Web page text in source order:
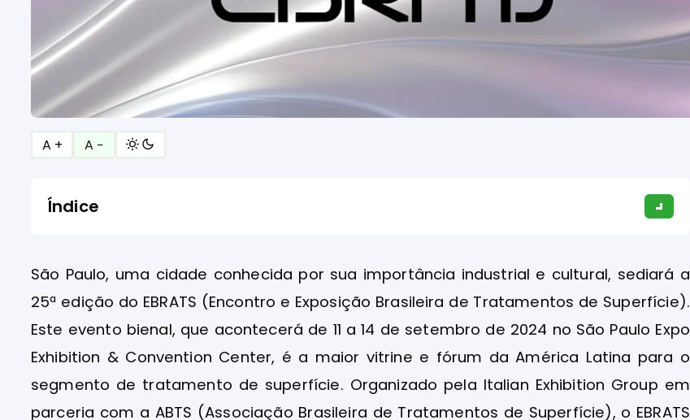
A + A −
Índice
São Paulo, uma cidade conhecida por sua importância industrial e cultural, sediará a
25ª edição do EBRATS (Encontro e Exposição Brasileira de Tratamentos de Superfície).
Este evento bienal, que acontecerá de 11 a 14 de setembro de 2024 no São Paulo Expo
Exhibition & Convention Center, é a maior vitrine e fórum da América Latina para o
segmento de tratamento de superfície. Organizado pela Italian Exhibition Group em
parceria com a ABTS (Associação Brasileira de Tratamentos de Superfície), o EBRATS